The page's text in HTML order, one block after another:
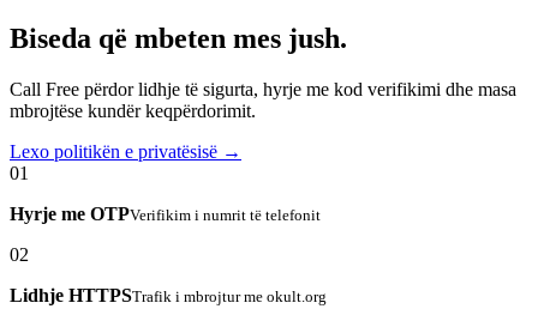
Biseda që mbeten mes jush.
Call Free përdor lidhje të sigurta, hyrje me kod verifikimi dhe masa
mbrojtëse kundër keqpërdorimit.
Lexo politikën e privatësisë →
01
Hyrje me OTPVerifikim i numrit të telefonit
02
Lidhje HTTPSTrafik i mbrojtur me okult.org